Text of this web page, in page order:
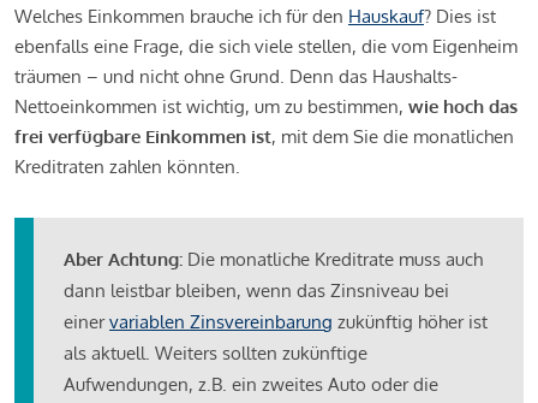
Welches Einkommen brauche ich für den Hauskauf? Dies ist
ebenfalls eine Frage, die sich viele stellen, die vom Eigenheim
träumen – und nicht ohne Grund. Denn das Haushalts-
Nettoeinkommen ist wichtig, um zu bestimmen, wie hoch das
frei verfügbare Einkommen ist, mit dem Sie die monatlichen
Kreditraten zahlen könnten.
Aber Achtung: Die monatliche Kreditrate muss auch
dann leistbar bleiben, wenn das Zinsniveau bei
einervariablen Zinsvereinbarung zukünftig höher ist
als aktuell. Weiters sollten zukünftige
Aufwendungen, z.B. ein zweites Auto oder die